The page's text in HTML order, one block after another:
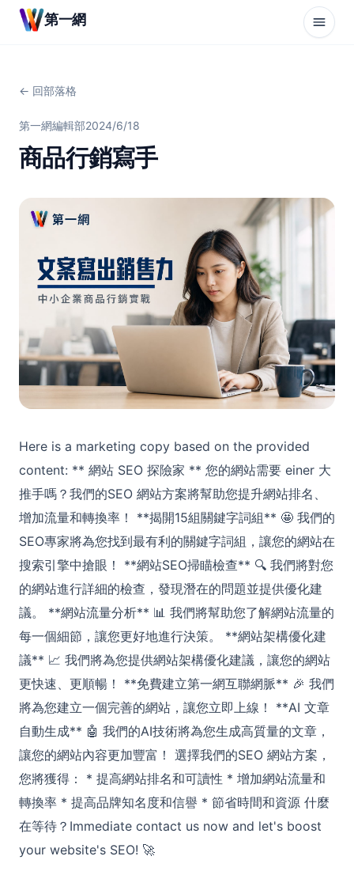
第一網
← 回部落格
第一網編輯部2024/6/18
商品行銷寫手
Here is a marketing copy based on the provided
content: ** 網站 SEO 探險家 ** 您的網站需要 einer 大
推手嗎？我們的SEO 網站方案將幫助您提升網站排名、
增加流量和轉換率！ **揭開15組關鍵字詞組** 🤩 我們的
SEO專家將為您找到最有利的關鍵字詞組，讓您的網站在
搜索引擎中搶眼！ **網站SEO掃瞄檢查** 🔍 我們將對您
的網站進行詳細的檢查，發現潛在的問題並提供優化建
議。 **網站流量分析** 📊 我們將幫助您了解網站流量的
每一個細節，讓您更好地進行決策。 **網站架構優化建
議** 📈 我們將為您提供網站架構優化建議，讓您的網站
更快速、更順暢！ **免費建立第一網互聯網脈** 🎉 我們
將為您建立一個完善的網站，讓您立即上線！ **AI 文章
自動生成** 🤖 我們的AI技術將為您生成高質量的文章，
讓您的網站內容更加豐富！ 選擇我們的SEO 網站方案，
您將獲得： * 提高網站排名和可讀性 * 增加網站流量和
轉換率 * 提高品牌知名度和信譽 * 節省時間和資源 什麼
在等待？Immediate contact us now and let's boost
your website's SEO! 🚀